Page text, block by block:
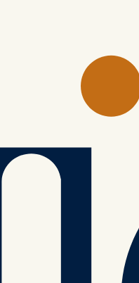
Adnan Menderes